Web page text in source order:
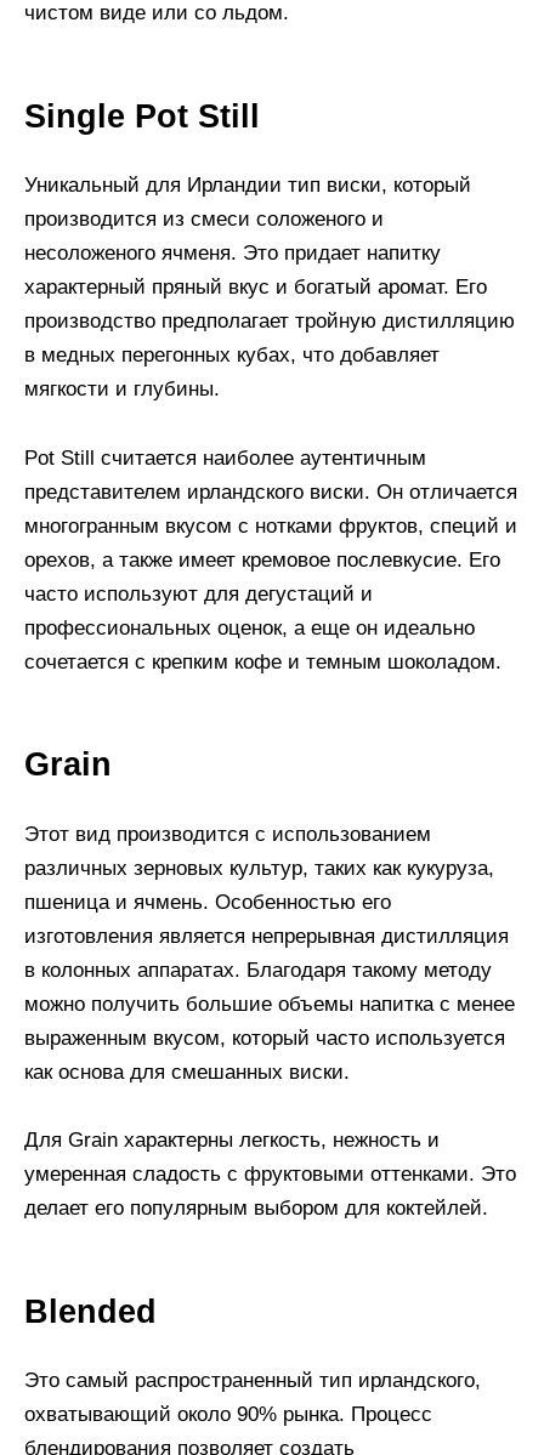
чистом виде или со льдом.
Single Pot Still
Уникальный для Ирландии тип виски, который
производится из смеси соложеного и
несоложеного ячменя. Это придает напитку
характерный пряный вкус и богатый аромат. Его
производство предполагает тройную дистилляцию
в медных перегонных кубах, что добавляет
мягкости и глубины.
Pot Still считается наиболее аутентичным
представителем ирландского виски. Он отличается
многогранным вкусом с нотками фруктов, специй и
орехов, а также имеет кремовое послевкусие. Его
часто используют для дегустаций и
профессиональных оценок, а еще он идеально
сочетается с крепким кофе и темным шоколадом.
Grain
Этот вид производится с использованием
различных зерновых культур, таких как кукуруза,
пшеница и ячмень. Особенностью его
изготовления является непрерывная дистилляция
в колонных аппаратах. Благодаря такому методу
можно получить большие объемы напитка с менее
выраженным вкусом, который часто используется
как основа для смешанных виски.
Для Grain характерны легкость, нежность и
умеренная сладость с фруктовыми оттенками. Это
делает его популярным выбором для коктейлей.
Blended
Это самый распространенный тип ирландского,
охватывающий около 90% рынка. Процесс
блендирования позволяет создать